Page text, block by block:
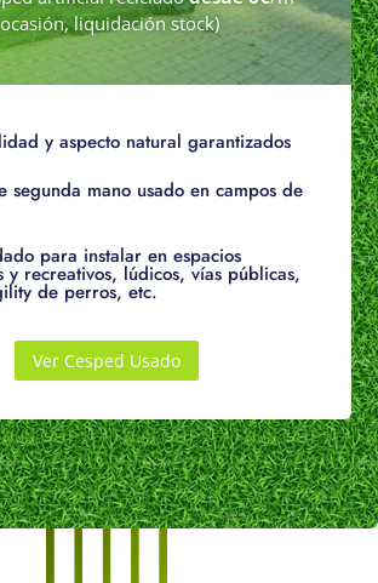
liquidación stock)
y aspecto natural garantizados
segunda mano usado en campos de
para instalar en espacios
y recreativos, lúdicos, vías públicas,
de perros, etc.
Ver Cesped Usado